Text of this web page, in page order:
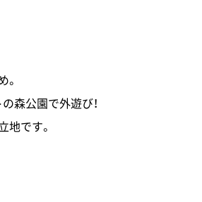
森公園で外遊び！
です。